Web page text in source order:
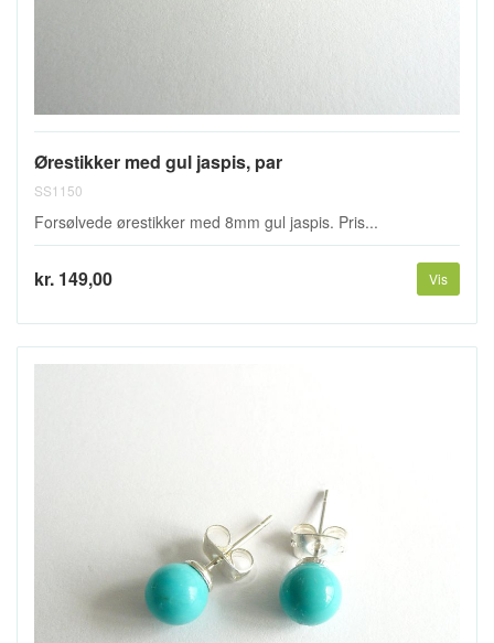
Ørestikker med gul jaspis, par
SS1150
Forsølvede ørestikker med 8mm gul jaspis. Pris...
kr. 149,00 Vis